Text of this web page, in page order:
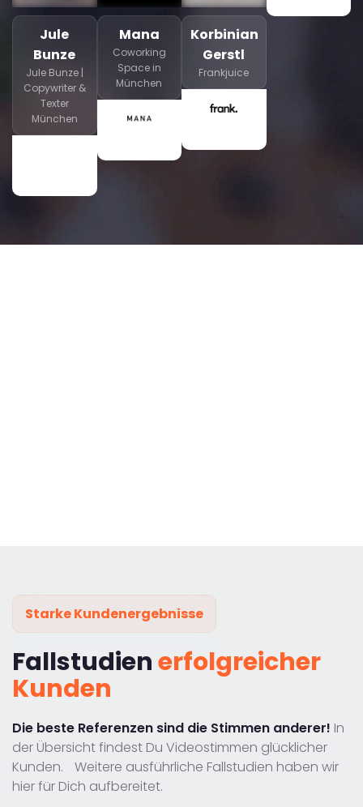
Jule
Bunze
Jule Bunze |
Copywriter &
Texter
München
Mana
Coworking
Space in
München
Korbinian
Gerstl
Frankjuice
Starke Kundenergebnisse
Fallstudienerfolgreicher
Kunden
Die beste Referenzen sind die Stimmen anderer! In
der Übersicht findest Du Videostimmen glücklicher
Kunden. Weitere ausführliche Fallstudien haben wir
hier für Dich aufbereitet.